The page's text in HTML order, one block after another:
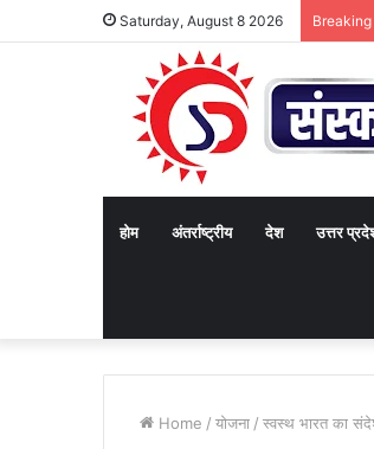
Saturday, August 8 2026
होम अंतर्राष्ट्रीय देश उत्तर
Home / योजना / स्वस्थ भारत का